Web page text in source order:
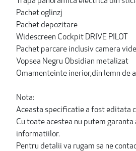
Pachet oglinzj
Pachet depozitare
Widescreen Cockpit DRIVE PILOT
Pachet parcare inclusiv camera
Vopsea Negru Obsidian metalizat
Omamenteinte inerior,din lemn de
Nota:
Aceasta specificatie a fost editata
Cu toate acestea nu putem garanta
informatiilor.
Pentru detalii va rugam sa ne